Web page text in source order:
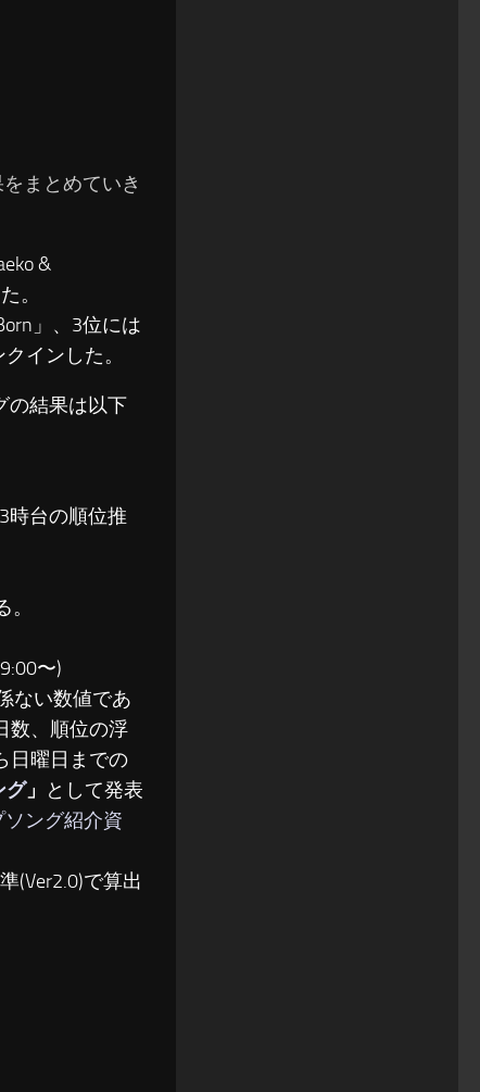
まとめていき
&
。
」、3位には
インした。
の結果は以下
時台の順位推
〜)
ない数値であ
数、順位の浮
日曜日までの
グ」 として発表
ソング紹介資
(Ver2.0)で算出